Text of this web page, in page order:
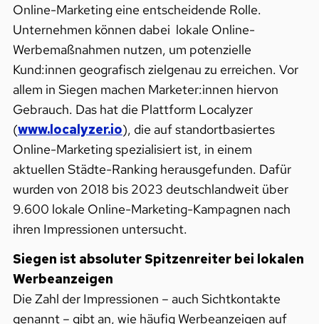
Online-Marketing eine entscheidende Rolle.
Unternehmen können dabei lokale Online-
Werbemaßnahmen nutzen, um potenzielle
Kund:innen geografisch zielgenau zu erreichen. Vor
allem in Siegen machen Marketer:innen hiervon
Gebrauch. Das hat die Plattform Localyzer
(www.localyzer.io), die auf standortbasiertes
Online-Marketing spezialisiert ist, in einem
aktuellen Städte-Ranking herausgefunden. Dafür
wurden von 2018 bis 2023 deutschlandweit über
9.600 lokale Online-Marketing-Kampagnen nach
ihren Impressionen untersucht.
Siegen ist absoluter Spitzenreiter bei lokalen
Werbeanzeigen
Die Zahl der Impressionen – auch Sichtkontakte
genannt – gibt an, wie häufig Werbeanzeigen auf